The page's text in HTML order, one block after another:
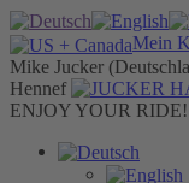
Mein
Mike Jucker
Hennef
ENJOY YOUR RIDE!